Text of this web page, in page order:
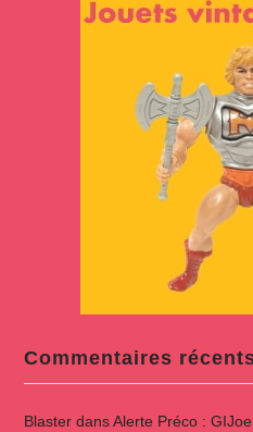
Commentaires
BlasterdansAlerte Préco :